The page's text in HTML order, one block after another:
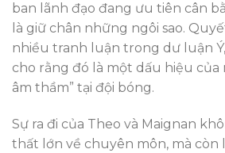
ban lãnh đạo đang ưu tiên cân
là giữ chân những ngôi sao.
nhiều tranh luận trong dư luận
cho rằng đó là một dấu hiệu của
âm thầm” tại đội bóng.
Sự ra đi của Theo và Maignan
thất lớn về chuyên môn, mà còn